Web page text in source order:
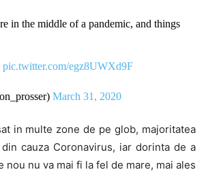
in the middle of a pandemic, and things
pic.twitter.com/egz8UWXd9F
March 31, 2020
in multe zone de pe glob, majoritatea
cauza Coronavirus, iar dorinta de a
nou nu va mai fi la fel de mare, mai ales